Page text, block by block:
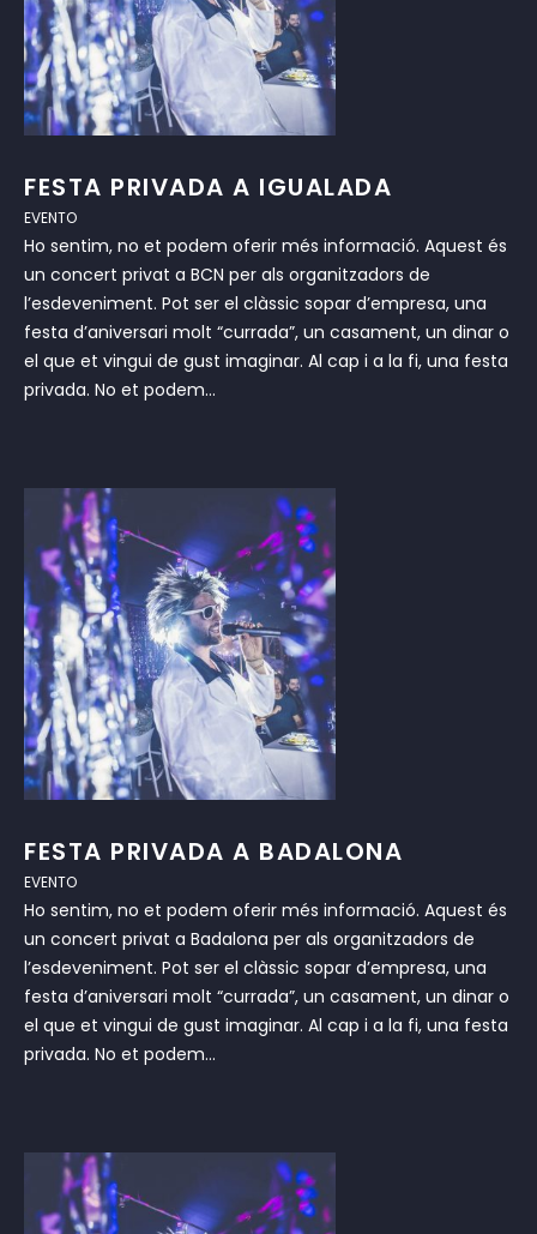
FESTA PRIVADA A IGUALADA
EVENTO
Ho sentim, no et podem oferir més informació. Aquest és
un concert privat a BCN per als organitzadors de
l’esdeveniment. Pot ser el clàssic sopar d’empresa, una
festa d’aniversari molt “currada”, un casament, un dinar o
el que et vingui de gust imaginar. Al cap i a la fi, una festa
privada. No et podem...
FESTA PRIVADA A BADALONA
EVENTO
Ho sentim, no et podem oferir més informació. Aquest és
un concert privat a Badalona per als organitzadors de
l’esdeveniment. Pot ser el clàssic sopar d’empresa, una
festa d’aniversari molt “currada”, un casament, un dinar o
el que et vingui de gust imaginar. Al cap i a la fi, una festa
privada. No et podem...